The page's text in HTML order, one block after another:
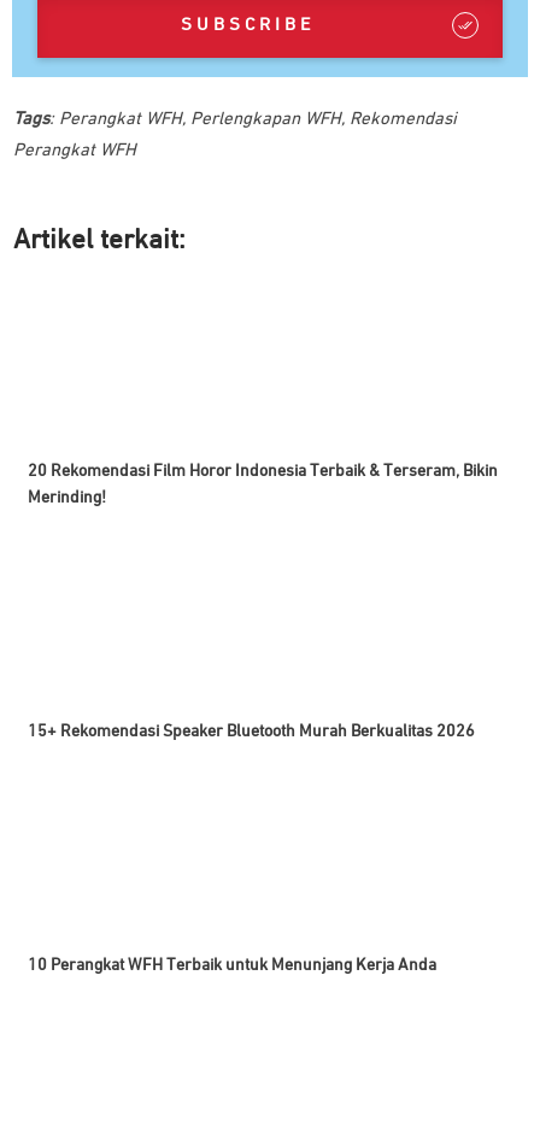
SUBSCRIBE
Tags: Perangkat WFH, Perlengkapan WFH, Rekomendasi
Perangkat WFH
Artikel terkait:
20 Rekomendasi Film Horor Indonesia Terbaik & Terseram, Bikin
Merinding!
15+ Rekomendasi Speaker Bluetooth Murah Berkualitas 2026
10 Perangkat WFH Terbaik untuk Menunjang Kerja Anda